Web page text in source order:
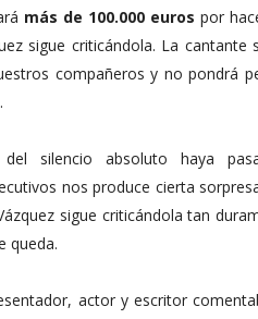
más de 100.000 euros por
sigue criticándola. La
compañeros y no pondrá
del silencio absoluto haya
nos produce cierta
sigue criticándola tan
queda.
actor y escritor